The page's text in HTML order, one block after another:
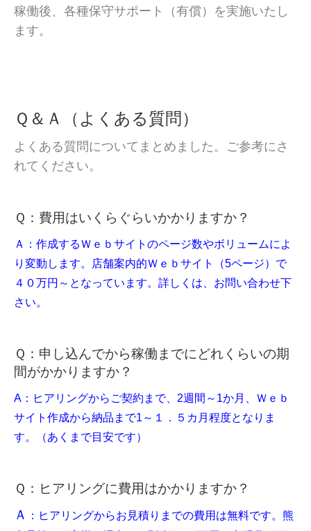
稼働後、各種保守サポート（有償）を実施いたし
ます。
Ｑ＆Ａ（よくある質問）
よくある質問についてまとめました。ご参考にさ
れてください。
Ｑ：費用はいくらぐらいかかりますか？
Ａ：作成するＷｅｂサイトのページ数やボリュームによ
り変動します。店舗案内的Ｗｅｂサイト（5ページ）で
４０万円～となっています。詳しくは、お問い合わせ下
さい。
Ｑ：申し込んでから稼働までにどれくらいの期
間がかかりますか？
A：ヒアリングからご契約まで、2週間～1か月、Ｗｅｂ
サイト作成から納品まで1～１．５カ月程度となりま
す。（あくまで目安です）
Ｑ：ヒアリングに費用はかかりますか？
Ａ
：ヒアリングからお見積りまでの費用は無料です。熊